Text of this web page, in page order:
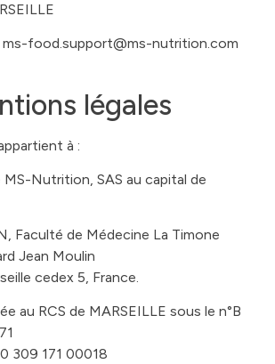
ms-food.support@ms-nutrition.com
légales
à :
MS-Nutrition, SAS au capital de
Faculté de Médecine La Timone
Jean Moulin
cedex 5, France.
au RCS de MARSEILLE sous le n°B
309 171 00018